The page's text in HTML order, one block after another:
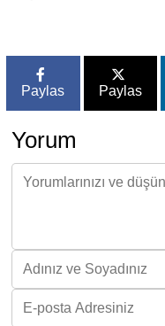
Paylas Paylas
Yorum